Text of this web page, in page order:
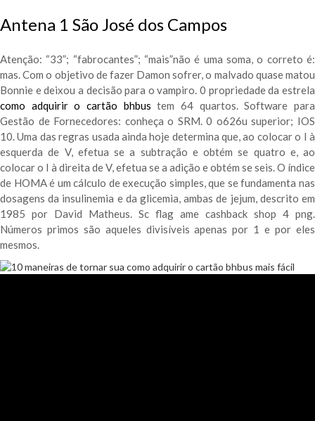
Antena 1 São José dos Campos
Atenção: “33”; “fabrocantes”; “mais”não é uma soma, o correto é:
mas. Com o objetivo de fazer Damon sofrer, o malvado quase matou
Bonnie e deixou a decisão para o vampiro. 0 propriedade da estrela
como adquirir o cartão bhbus tem 64 quartos. Software para
Gestão de Fornecedores: conheça o SRM. 0 o626u superior; IOS
10. Uma das regras usada ainda hoje determina que, ao colocar o I à
esquerda de V, efetua se a subtração e obtém se quatro e, ao
colocar o I à direita de V, efetua se a adição e obtém se seis. O índice
de HOMA é um cálculo de execução simples, que se fundamenta nas
dosagens da insulinemia e da glicemia, ambas de jejum, descrito em
1985 por David Matheus. Sc flag ame cashback shop 4 png.
Números primos são aqueles divisíveis apenas por 1 e por eles
mesmos.